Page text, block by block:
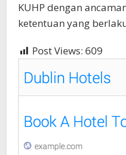
KUHP dengan
ketentuan yang
Post Views: 609